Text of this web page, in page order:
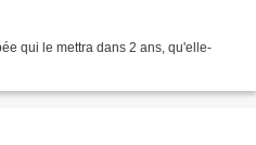
qui le mettra dans 2 ans, qu'elle-